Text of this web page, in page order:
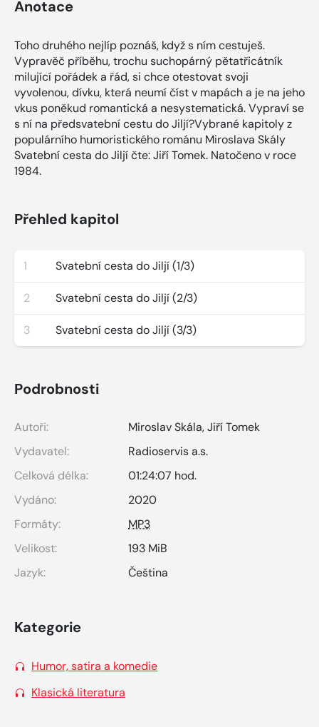
Anotace
Toho druhého nejlíp poznáš, když s ním cestuješ.
Vypravěč příběhu, trochu suchopárný pětatřicátník
milující pořádek a řád, si chce otestovat svoji
vyvolenou, dívku, která neumí číst v mapách a je na jeho
vkus poněkud romantická a nesystematická. Vypraví se
s ní na předsvatební cestu do Jiljí?Vybrané kapitoly z
populárního humoristického románu Miroslava Skály
Svatební cesta do Jiljí čte: Jiří Tomek. Natočeno v roce
1984.
Přehled kapitol
1 Svatební cesta do Jiljí (1/3)
2 Svatební cesta do Jiljí (2/3)
3 Svatební cesta do Jiljí (3/3)
Podrobnosti
Autoři: Miroslav Skála,Jiří Tomek
Vydavatel:
Radioservis a.s.
Celková délka:
01:24:07 hod.
Vydáno:
2020
Formáty:
MP3
Velikost:
193 MiB
Jazyk:
Čeština
Kategorie
Humor, satira a komedie
Klasická literatura